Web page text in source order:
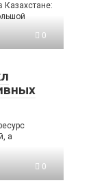
Казахстане:
0
а
0